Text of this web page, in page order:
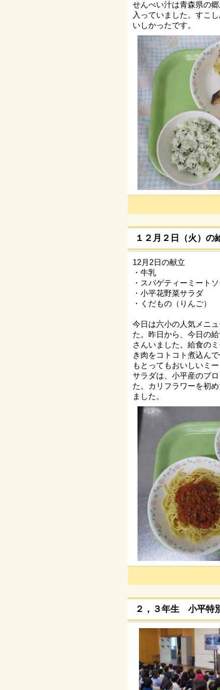
せんべい汁は青森県の
入っていました。すこ
いしかったです。
１２月２日（火）の
12月2日の献立
・牛乳
・スパゲティーミート
・小平花野菜サラダ
・くだもの（りんご）
今日は六小の人気メニ
た。昨日から、今日の
さんいました。給食の
き肉をコトコト煮込ん
もとってもおいしいミ
サラダは、小平産のブ
た。カリフラワーを初
ました。
２，３年生 小平特